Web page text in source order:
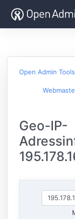
Open Admin Tools
Geo-IP-